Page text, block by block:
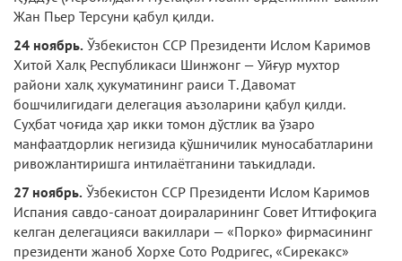
Жан Пьер Терсуни қабул қилди.
24 ноябрь. Ўзбекистон ССР Президенти Ислом Каримов
Хитой Халқ Республикаси Шинжонг — Уйғур мухтор
райони халқ ҳукуматининг раиси Т. Давомат
бошчилигидаги де­легация аъзоларини қабул қилди.
Суҳбат чоғида ҳар икки томон дўстлик ва ўзаро
манфаатдорлик негизида қўшничилик муносабатларини
ривожлантиришга интилаётганини таъкидлади.
27 ноябрь. Ўзбекистон ССР Президенти Ислом Каримов
Испания савдо-саноат доираларининг Совет Иттифоқига
келган делегацияси вакиллари — «Порко» фирмасининг
президенти жаноб Хорхе Сото Родригес, «Сирекакс»